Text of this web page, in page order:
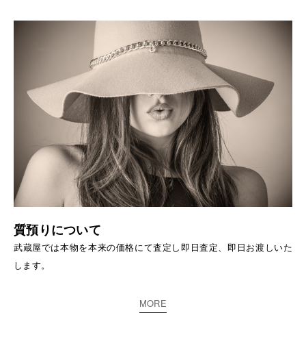
質預りについて
武蔵屋では本物を本来の価格にて査定し即日査定、即日お渡しいた
します。
MORE